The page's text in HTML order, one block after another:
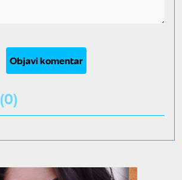
Objavi komentar
(0)